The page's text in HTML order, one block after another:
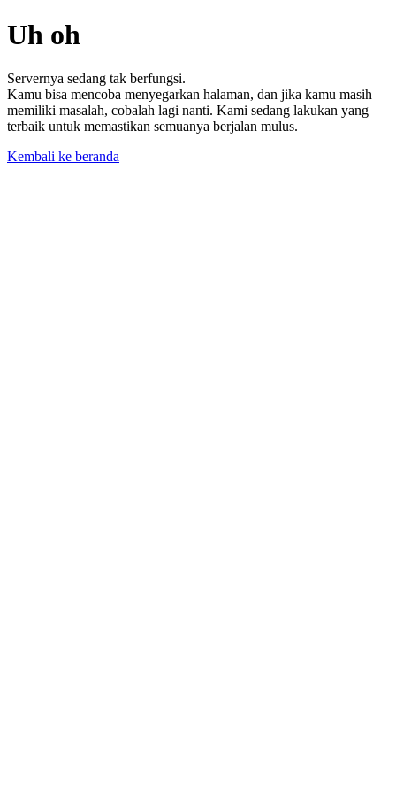
Uh oh
Servernya sedang tak berfungsi.
Kamu bisa mencoba menyegarkan halaman, dan jika kamu masih
memiliki masalah, cobalah lagi nanti. Kami sedang lakukan yang
terbaik untuk memastikan semuanya berjalan mulus.
Kembali ke beranda